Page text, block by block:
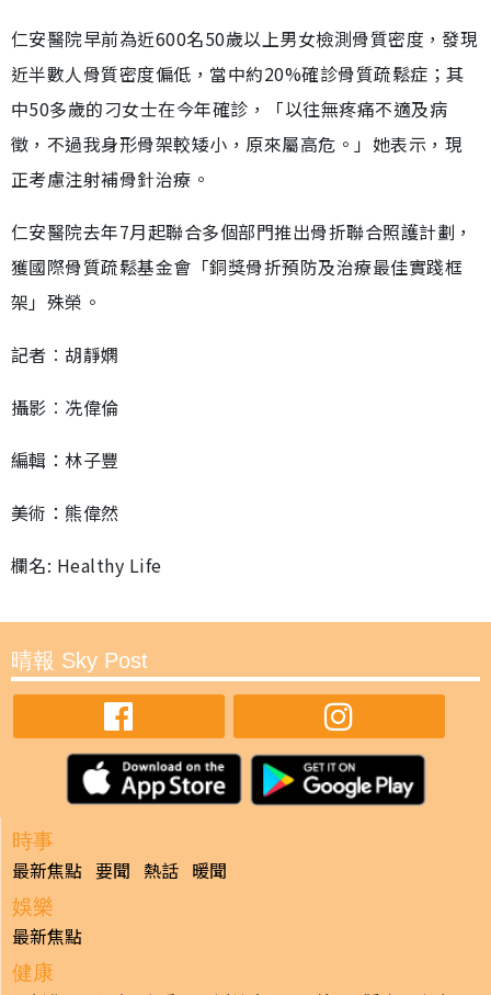
仁安醫院早前為近600名50歲以上男女檢測骨質密度，發現
近半數人骨質密度偏低，當中約20%確診骨質疏鬆症；其
中50多歲的刁女士在今年確診，「以往無疼痛不適及病
徵，不過我身形骨架較矮小，原來屬高危。」她表示，現
正考慮注射補骨針治療。
仁安醫院去年7月起聯合多個部門推出骨折聯合照護計劃，
獲國際骨質疏鬆基金會「銅獎骨折預防及治療最佳實踐框
架」殊榮。
記者︰胡靜嫻
攝影︰冼偉倫
編輯：林子豐
美術：熊偉然
欄名: Healthy Life
晴報 Sky Post
時事
最新焦點 要聞 熱話 暖聞
娛樂
最新焦點
健康